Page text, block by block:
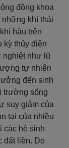
đồng khoa
những khí thải
hậu trên
kỳ thủy điện
nghiệt như lũ
tự nhiên
đến sinh
trường sống
suy giảm của
tại của nhiều
các hệ sinh
đất liền. Do